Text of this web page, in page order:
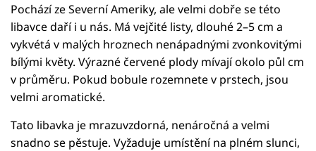
Pochází ze Severní Ameriky, ale velmi dobře se této
libavce daří i u nás. Má vejčité listy, dlouhé 2–5 cm a
vykvétá v malých hroznech nenápadnými zvonkovitými
bílými květy. Výrazné červené plody mívají okolo půl cm
v průměru. Pokud bobule rozemnete v prstech, jsou
velmi aromatické.
Tato libavka je mrazuvzdorná, nenáročná a velmi
snadno se pěstuje. Vyžaduje umístění na plném slunci,